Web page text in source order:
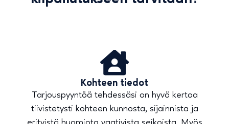
Kohteen tiedot
Tarjouspyyntöä tehdessäsi on hyvä kertoa
tiivistetysti kohteen kunnosta, sijainnista ja